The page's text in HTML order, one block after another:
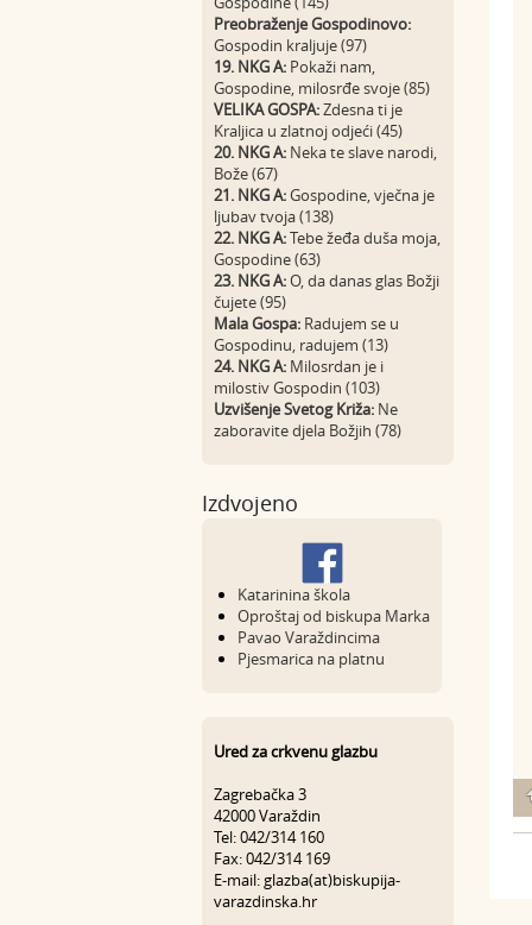
Preobraženje Gospodinovo:
Gospodin kraljuje (97)
19. NKG A: Pokaži nam,
Gospodine, milosrđe svoje (85)
VELIKA GOSPA:Zdesna ti je
Kraljica u zlatnoj odjeći (45)
20. NKG A: Neka te slave narodi,
Bože (67)
21. NKG A:Gospodine, vječna je
ljubav tvoja (138)
22. NKG A:Tebe žeđa duša moja,
Gospodine (63)
23. NKG A:O, da danas glas Božji
čujete (95)
Mala Gospa: Radujem se u
Gospodinu, radujem (13)
24. NKG A: Milosrdan je i
milostiv Gospodin (103)
Uzvišenje Svetog Križa: Ne
zaboravite djela Božjih (78)
Izdvojeno
Katarinina škola
Oproštaj od biskupa Marka
Pavao Varaždincima
Pjesmarica na platnu
Ured za crkvenu glazbu
Zagrebačka 3
42000 Varaždin
Tel: 042/314 160
Fax: 042/314 169
E-mail: glazba(at)biskupija-
varazdinska.hr